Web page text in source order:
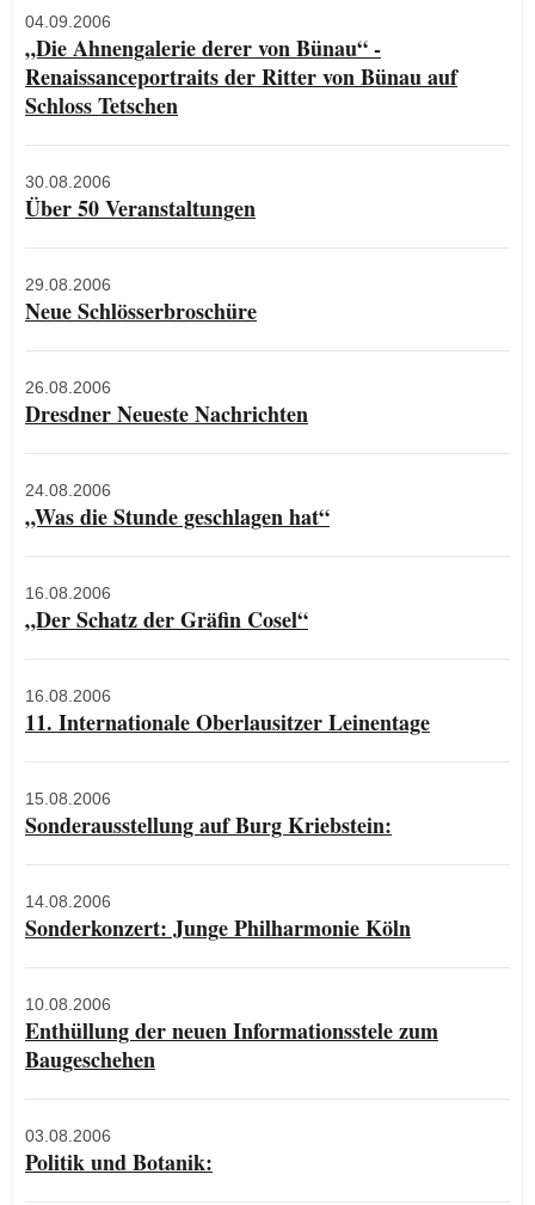
04.09.2006
„Die Ahnengalerie derer von Bünau“ -
Renaissanceportraits der Ritter von Bünau auf
Schloss Tetschen
30.08.2006
Über 50 Veranstaltungen
29.08.2006
Neue Schlösserbroschüre
26.08.2006
Dresdner Neueste Nachrichten
24.08.2006
„Was die Stunde geschlagen hat“
16.08.2006
„Der Schatz der Gräfin Cosel“
16.08.2006
11. Internationale Oberlausitzer Leinentage
15.08.2006
Sonderausstellung auf Burg Kriebstein:
14.08.2006
Sonderkonzert: Junge Philharmonie Köln
10.08.2006
Enthüllung der neuen Informationsstele zum
Baugeschehen
03.08.2006
Politik und Botanik: